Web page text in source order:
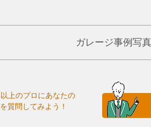
ガレージ事例写
上のプロにあなたの
質問してみよう！